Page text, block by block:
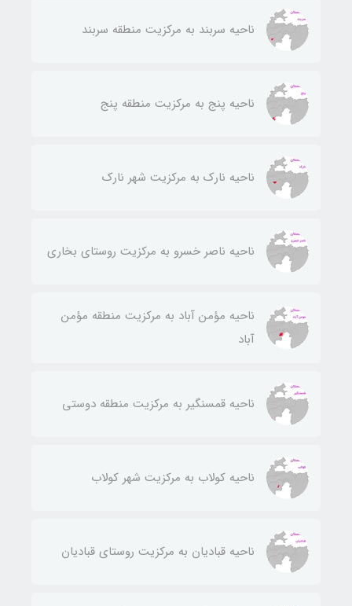
ناحيه سربند به مركزيت منطقه سربند
ناحيه پنج به مركزيت منطقه پنج
ناحيه نارك به مركزيت شهر نارك
ناحيه ناصر خسرو به مركزيت روستای بخاری
ناحيه مؤمن آباد به مركزيت منطقه مؤمن
آباد
ناحيه قمسنگير به مركزيت منطقه دوستی
ناحيه كولاب به مركزيت شهر كولاب
ناحيه قباديان به مركزيت روستای قباديان